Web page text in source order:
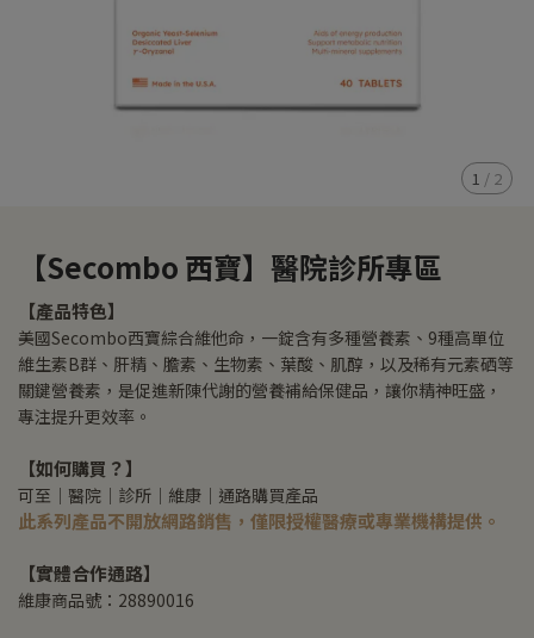
1 / 2
【Secombo 西寶】醫院診所專區
【產品特色】
美國Secombo西寶綜合維他命，一錠含有多種營養素、9種高單位
維生素B群、肝精、膽素、生物素、葉酸、肌醇，以及稀有元素硒等
關鍵營養素，是促進新陳代謝的營養補給保健品，讓你精神旺盛，
專注提升更效率。
【如何購買？】
可至｜醫院｜診所｜維康｜通路購買產品
此系列產品不開放網路銷售，僅限授權醫療或專業機構提供。
【實體合作通路】
維康商品號：28890016